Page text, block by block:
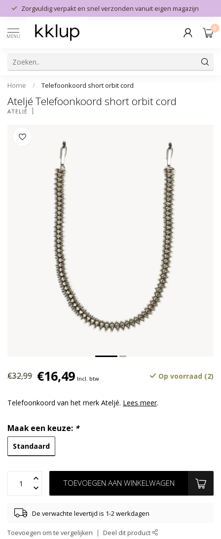
Zorgvuldig verpakt en snel verzonden vanuit eigen magazijn
MENU
0
Home / Telefoonkoord short orbit cord
Ateljé Telefoonkoord short orbit cord
ATELJÉ
€32,99 €16,49 Incl. btw Op voorraad (2)
Telefoonkoord van het merk Ateljé. Lees meer.
Maak een keuze: *
Standaard
TOEVOEGEN AAN WINKELWAGEN
De verwachte levertijd is 1-2 werkdagen
Toevoegen om te vergelijken Deel dit product